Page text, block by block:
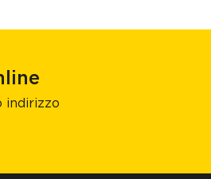
indirizzo